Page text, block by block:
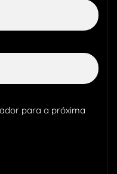
para a próxima